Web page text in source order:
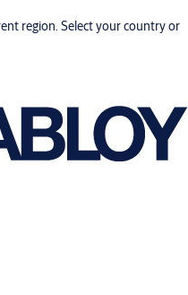
region. Select your country or